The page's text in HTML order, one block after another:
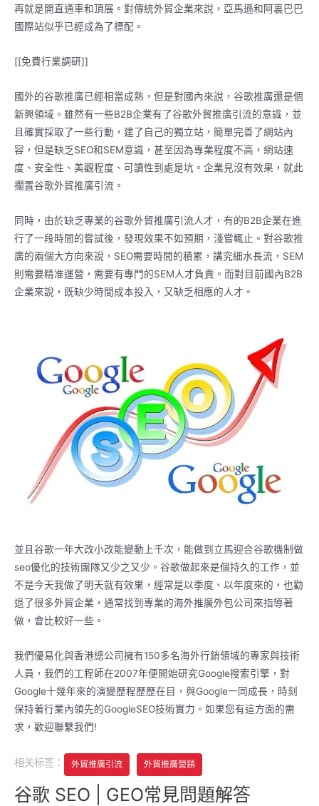
再就是開直通車和頂展。對傳統外貿企業來說，亞馬遜和阿裏巴巴
國際站似乎已經成為了標配。
[[免費行業調研]]
國外的谷歌推廣已經相當成熟，但是對國內來說，谷歌推廣還是個
新興領域。雖然有一些B2B企業有了谷歌外貿推廣引流的意識，並
且確實採取了一些行動，建了自己的獨立站，簡單完善了網站內
容，但是缺乏SEO和SEM意識，甚至因為專業程度不高，網站速
度、安全性、美觀程度、可讀性到處是坑。企業見沒有效果，就此
擱置谷歌外貿推廣引流。
同時，由於缺乏專業的谷歌外貿推廣引流人才，有的B2B企業在進
行了一段時間的嘗試後，發現效果不如預期，淺嘗輒止。對谷歌推
廣的兩個大方向來說，SEO需要時間的積累，講究細水長流，SEM
則需要精准運營，需要有專門的SEM人才負責。而對目前國內B2B
企業來說，既缺少時間成本投入，又缺乏相應的人才。
並且谷歌一年大改小改能變動上千次，能做到立馬迎合谷歌機制做
seo優化的技術團隊又少之又少。谷歌做起來是個持久的工作，並
不是今天我做了明天就有效果，經常是以季度、以年度來的，也勸
退了很多外貿企業，通常找到專業的海外推廣外包公司來指導著
做，會比較好一些。
我們優易化與香港總公司擁有150多名海外行銷領域的專家與技術
人員，我們的工程師在2007年便開始研究Google搜索引擎，對
Google十幾年來的演變歷程歷歷在目，與Google一同成長，時刻
保持著行業內領先的GoogleSEO技術實力。如果您有這方面的需
求，歡迎聯繫我們!
相关标签： 外貿推廣引流 外貿推廣營銷
谷歌 SEO | GEO常見問題解答